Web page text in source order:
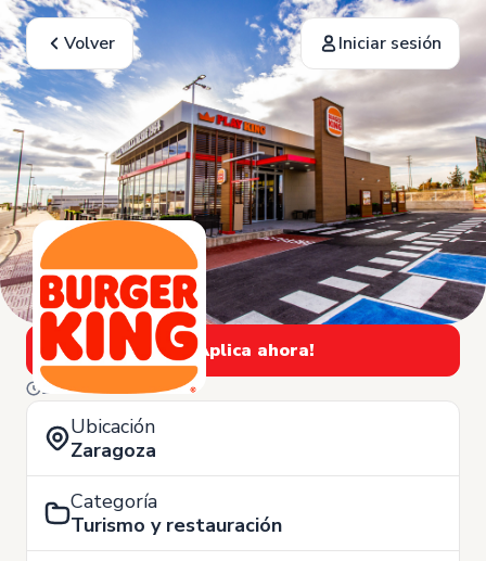
Volver Iniciar sesión
¡Aplica ahora!
2 de Diciembre
Ubicación
Zaragoza
Categoría
Turismo y restauración